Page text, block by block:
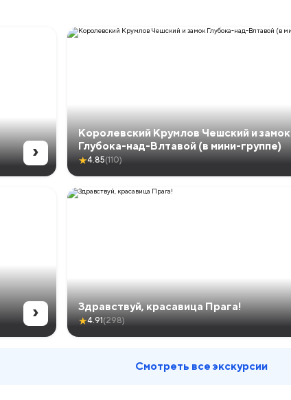
›
Королевский Крумлов Чешский и замок
Глубока-над-Влтавой (в мини-группе)
★4.85(110)
› Здравствуй, красавица Прага!
★4.91 (298)
Смотреть все экскурсии